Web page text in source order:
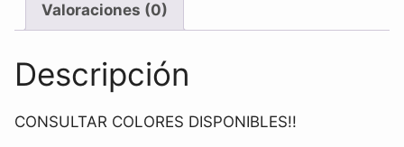
Valoraciones (0)
Descripción
CONSULTAR COLORES DISPONIBLES!!